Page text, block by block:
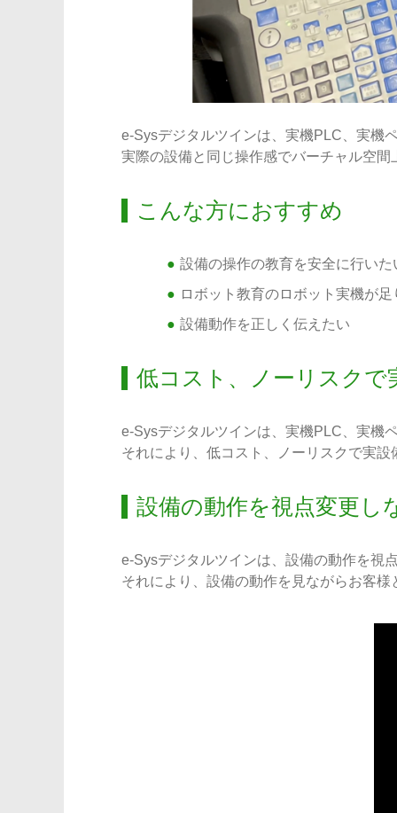
e-Sysデジタルツインは、実機PLC、実機
実際の設備と同じ操作感でバーチャル空間
こんな方におすすめ
設備の操作の教育を安全に行いた
ロボット教育のロボット実機が足
設備動作を正しく伝えたい
低コスト、ノーリスクで
e-Sysデジタルツインは、実機PLC、実機
それにより、低コスト、ノーリスクで実設
設備の動作を視点変更し
e-Sysデジタルツインは、設備の動作を視
それにより、設備の動作を見ながらお客様